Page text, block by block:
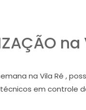
na Vila Ré ,
em controle